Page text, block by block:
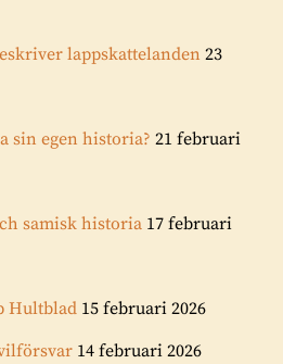
lappskattelanden 23
sin egen historia? 21 februari
samisk historia 17 februari
Hultblad 15 februari 2026
14 februari 2026